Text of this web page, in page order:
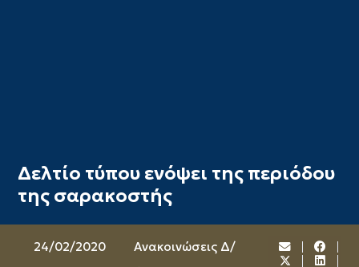
Δελτίο τύπου ενόψει της περιόδου
της σαρακοστής
24/02/2020
Ανακοινώσεις Δ/